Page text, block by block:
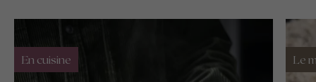
En cuisine Le